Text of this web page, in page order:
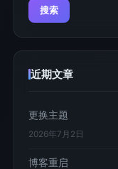
近期文章
更换主题
2026年7月2日
博客重启